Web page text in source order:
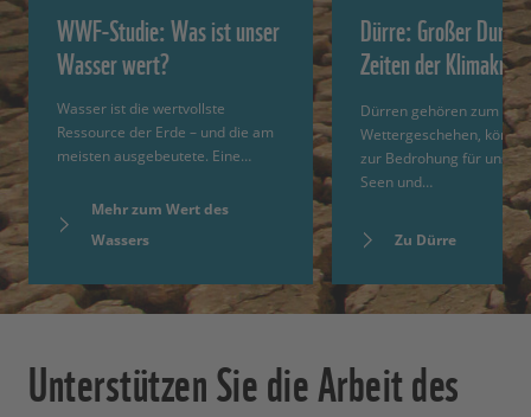
WWF-Studie: Was ist unser
Wasser wert?
Wasser ist die wertvollste
Ressource der Erde – und die am
meisten ausgebeutete. Eine…
Mehr zum Wert des
Wassers
Dürre: Großer Durst
Zeiten der Klimakrise
Dürren gehören zum
Wettergeschehen,
zur Bedrohung für
Seen und…
Zu Dürre
Unterstützen Sie die Arbeit des